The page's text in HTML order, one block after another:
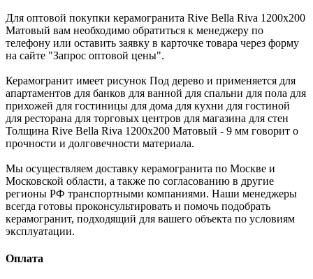
Для оптовой покупки керамогранита Rive Bella Riva 1200x200
Матовый вам необходимо обратиться к менеджеру по
телефону или оставить заявку в карточке товара через форму
на сайте "Запрос оптовой цены".
Керамогранит имеет рисунок Под дерево и применяется для
апартаментов для банков для ванной для спальни для пола для
прихожей для гостиницы для дома для кухни для гостиной
для ресторана для торговых центров для магазина для стен
Толщина Rive Bella Riva 1200x200 Матовый - 9 мм говорит о
прочности и долговечности материала.
Мы осуществляем доставку керамогранита по Москве и
Московской области, а также по согласованию в другие
регионы РФ транспортными компаниями. Наши менеджеры
всегда готовы проконсультировать и помочь подобрать
керамогранит, подходящий для вашего объекта по условиям
эксплуатации.
Оплата